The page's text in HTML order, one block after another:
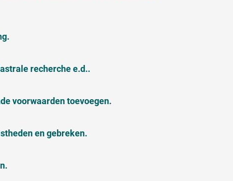
recherche e.d..
voorwaarden toevoegen.
en gebreken.